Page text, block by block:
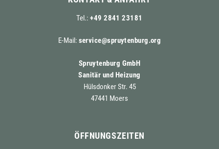
Tel.:+49 2841 23181
E-Mail: service@spruytenburg.org
Spruytenburg GmbH
Sanitär und Heizung
Hülsdonker Str. 45
47441 Moers
ÖFFNUNGSZEITEN